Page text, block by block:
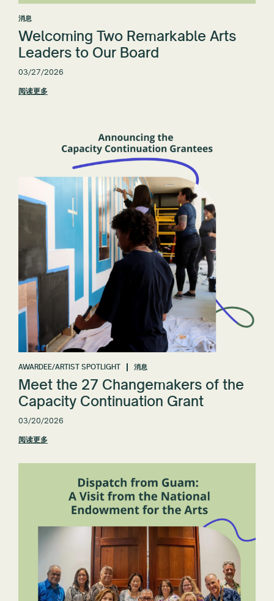
消息
Welcoming Two Remarkable Arts
Leaders to Our Board
03/27/2026
阅读更多
AWARDEE/ARTIST SPOTLIGHT 消息
Meet the 27 Changemakers of the
Capacity Continuation Grant
03/20/2026
阅读更多